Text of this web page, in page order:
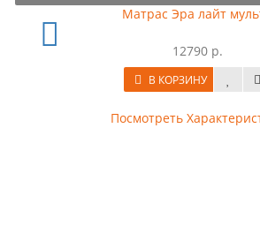
Матрас Эра лайт
12790 р.
В КОРЗИНУ
Посмотреть